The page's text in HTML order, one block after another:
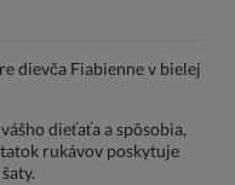
dievča Fiabienne v bielej
dieťaťa a spôsobia,
rukávov poskytuje